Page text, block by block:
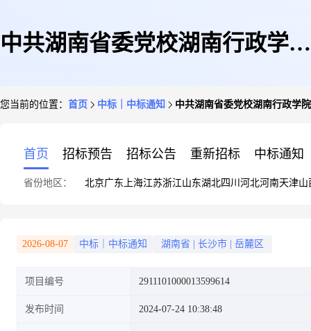
中共湖南省委党校湖南行政学院
您当前的位置： 首页 中标｜中标通知 中共湖南省委党校湖南行政学
首页 招标预告 招标公告 重新招标 中标通知
省份地区： 北京广东 上海江苏浙江山东湖北四川 河北河南天津山
2026-08-07 中标｜中标通知 湖南省 长沙市 岳麓区
项目编号 2911101000013599614
发布时间 2024-07-24 10:38:48